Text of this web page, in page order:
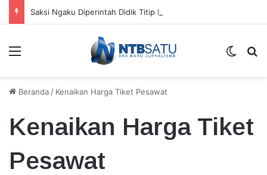
Menu
Beranda / Kenaikan Harga Tiket Pesawat
Kenaikan Harga Tiket
Pesawat